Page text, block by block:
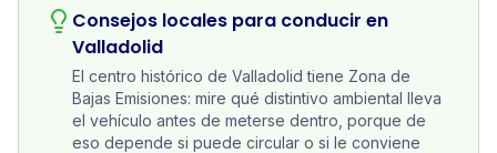
Consejos locales para conducir en
Valladolid
El centro histórico de Valladolid tiene Zona de
Bajas Emisiones: mire qué distintivo ambiental lleva
el vehículo antes de meterse dentro, porque de
eso depende si puede circular o si le conviene